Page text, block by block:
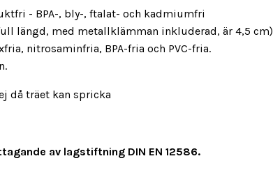
- BPA-, bly-, ftalat- och kadmiumfri
längd, med metallklämman inkluderad, är 4,5 cm)
nitrosaminfria, BPA-fria och PVC-fria.
träet kan spricka
av lagstiftning DIN EN 12586.